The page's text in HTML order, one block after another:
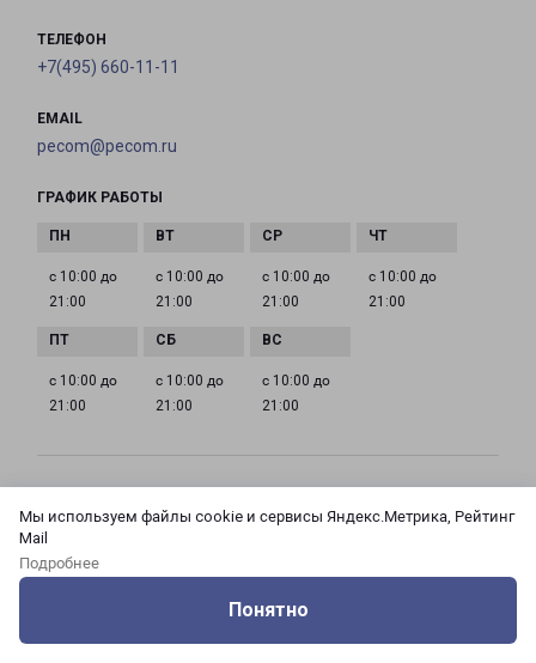
Мы используем файлы cookie и сервисы Яндекс.Метрика, Рейтинг
Mail
Подробнее
Понятно
ТЕЛЕФОН
+7(495) 660-11-11
EMAIL
pecom@pecom.ru
ГРАФИК РАБОТЫ
с 10:00 до
21:00
с 10:00 до
21:00
с 10:00 до
21:00
с 10:00 до
21:00
с 10:00 до
21:00
с 10:00 до
21:00
с 10:00 до
21:00
Россия, Москва город, Зюзино район, улица
Азовская, дом 24, корпус 3